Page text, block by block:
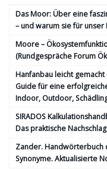
Das Moor: Über eine
– und warum sie für unser
Moore –
(Rundgespräche Forum
Hanfanbau leicht
Guide für eine
Indoor, Outdoor,
SIRADOS
Das praktische
Zander. Handwörterbuch
Synonyme. Aktualisierte